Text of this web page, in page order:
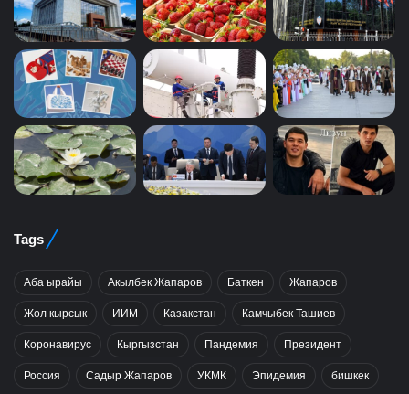
Tags
Аба ырайы Акылбек Жапаров Баткен Жапаров
Жол кырсык ИИМ Казакстан Камчыбек Ташиев
Коронавирус Кыргызстан Пандемия Президент
Россия Садыр Жапаров УКМК Эпидемия бишкек